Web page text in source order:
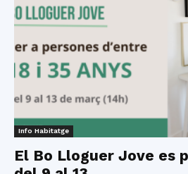
Info Habitatge
El Bo Lloguer Jove es